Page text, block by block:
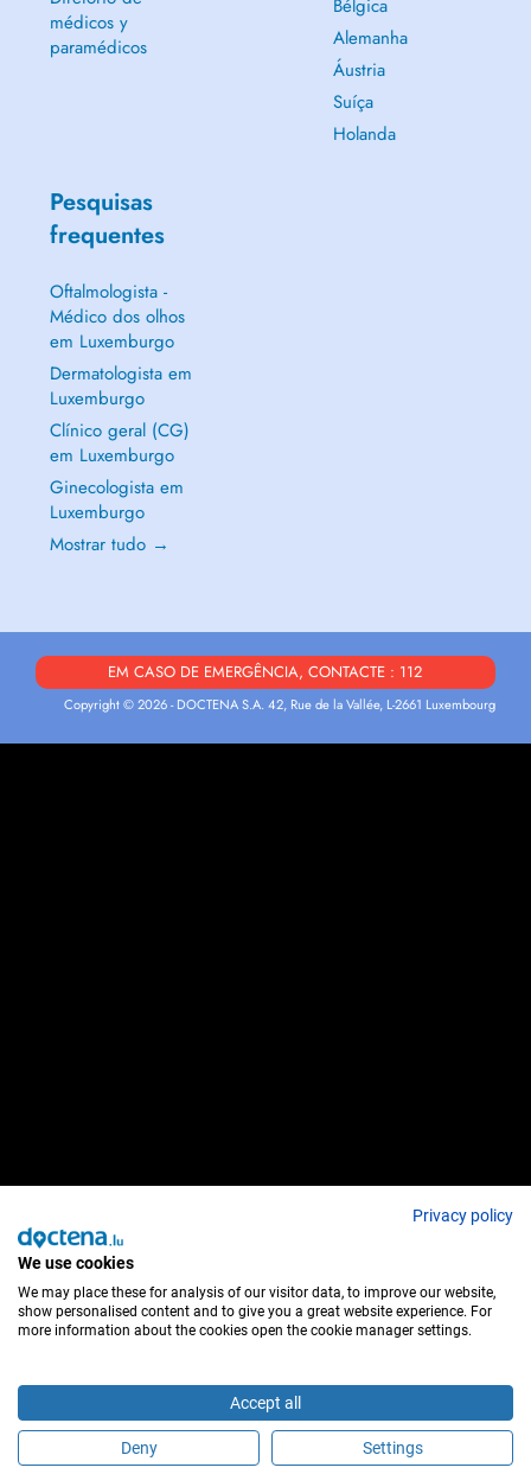
É este profissional de saúde?
médicos y
paramédicos
Bélgica
Alemanha
Áustria
Suíça
Holanda
Pesquisas
frequentes
Oftalmologista -
Médico dos olhos
em Luxemburgo
Dermatologista em
Luxemburgo
Clínico geral (CG)
em Luxemburgo
Ginecologista em
Luxemburgo
Mostrar tudo →
EM CASO DE EMERGÊNCIA, CONTACTE : 112
Copyright © 2026 - DOCTENA S.A. 42, Rue de la Vallée, L-2661 Luxembourg
Privacy policy
We use cookies
We may place these for analysis of our visitor data, to improve our website,
show personalised content and to give you a great website experience. For
more information about the cookies open the cookie manager settings.
Accept all
Deny Settings